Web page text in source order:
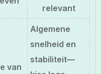
relevant
van
Algemene
snelheid en
stabiliteit—